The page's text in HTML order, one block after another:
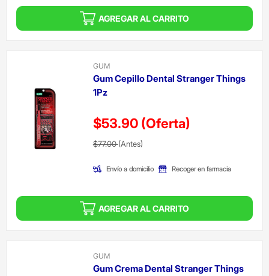
AGREGAR AL CARRITO
GUM
Gum Cepillo Dental Stranger Things
1Pz
$53.90 (Oferta)
Precio reducido de
$77.00(Antes)(Oferta)
Envío a domicilio Recoger en farmacia
AGREGAR AL CARRITO
GUM
Gum Crema Dental Stranger Things